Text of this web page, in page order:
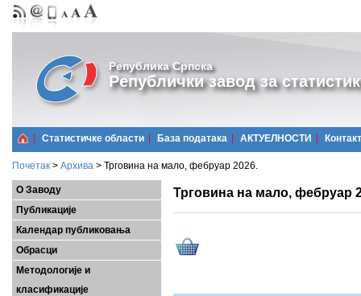
Република Српска
Републички завод за
Статистичке области Базa података АКТУЕЛНОСТИ Контакт
Почетак > Архива > Трговина на мало, фебруар 2026.
О Заводу
Публикације
Календар публиковања
Обрасци
Методологије и
класификације
Трговина на мало, фебруар